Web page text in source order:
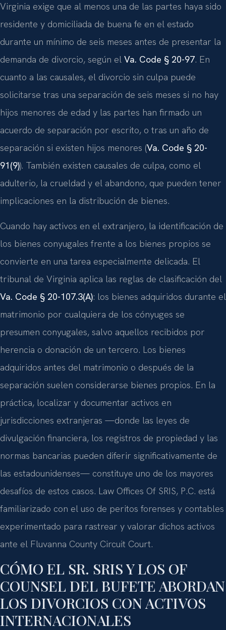
Virginia exige que al menos una de las partes haya sido
residente y domiciliada de buena fe en el estado
durante un mínimo de seis meses antes de presentar la
demanda de divorcio, según el Va. Code § 20-97. En
cuanto a las causales, el divorcio sin culpa puede
solicitarse tras una separación de seis meses si no hay
hijos menores de edad y las partes han firmado un
acuerdo de separación por escrito, o tras un año de
separación si existen hijos menores (Va. Code § 20-
91(9)). También existen causales de culpa, como el
adulterio, la crueldad y el abandono, que pueden tener
implicaciones en la distribución de bienes.
Cuando hay activos en el extranjero, la identificación de
los bienes conyugales frente a los bienes propios se
convierte en una tarea especialmente delicada. El
tribunal de Virginia aplica las reglas de clasificación del
Va. Code § 20-107.3(A): los bienes adquiridos durante el
matrimonio por cualquiera de los cónyuges se
presumen conyugales, salvo aquellos recibidos por
herencia o donación de un tercero. Los bienes
adquiridos antes del matrimonio o después de la
separación suelen considerarse bienes propios. En la
práctica, localizar y documentar activos en
jurisdicciones extranjeras —donde las leyes de
divulgación financiera, los registros de propiedad y las
normas bancarias pueden diferir significativamente de
las estadounidenses— constituye uno de los mayores
desafíos de estos casos. Law Offices Of SRIS, P.C. está
familiarizado con el uso de peritos forenses y contables
experimentado para rastrear y valorar dichos activos
ante el Fluvanna County Circuit Court.
CÓMO EL SR. SRIS Y LOS OF
COUNSEL DEL BUFETE ABORDAN
LOS DIVORCIOS CON ACTIVOS
INTERNACIONALES